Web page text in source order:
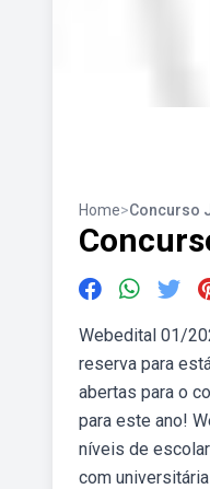
Home>Concurso
Webedital 01/
reserva para
abertas para o
para este ano!
níveis de
com